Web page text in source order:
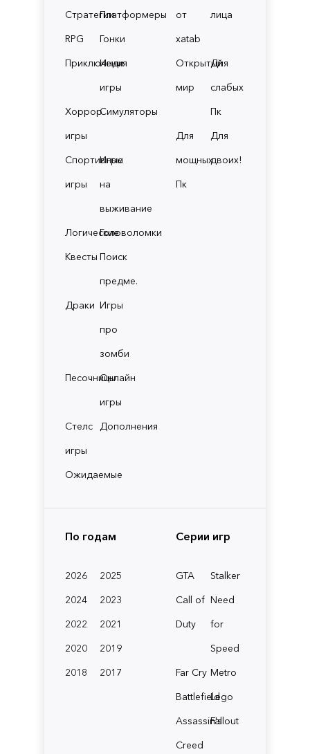
СтратегииПлатформеры
RPG
Гонки
Приключения
Инди
игры
Хоррор
игры
Симуляторы
Спортивные
игры
Игры
на
выживание
ЛогическиеГоловоломки
Квесты Поиск
предме.
Драки Игры
про
зомби
ПесочницыОнлайн
игры
Стелс
игры
Дополнения
Ожидаемые
от
xatab
лица
Открытый
мир
Для
слабых
Пк
Для
мощных
Пк
Для
двоих!
По годам
2026
2025
2024
2023
2022
2021
2020
2019
2018
2017
Серии игр
GTA
Stalker
Call of
Duty
Need
for
Speed
Far Cry Metro
BattlefieldLego
Assassin's
Creed
Fallout